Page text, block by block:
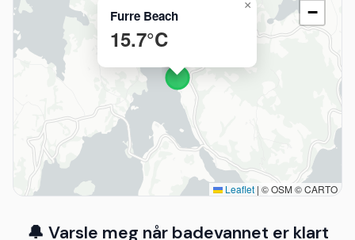
Furre Beach
15.7°C
× −
Leaflet | © OSM © CARTO
🔔 Varsle meg når badevannet er klart